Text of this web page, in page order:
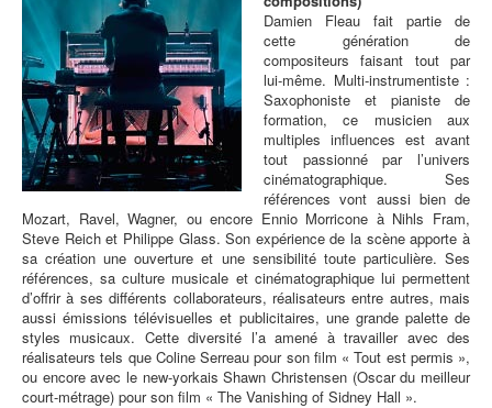
Damien Fleau fait partie de
cette génération de
compositeurs faisant tout par
lui-même. Multi-instrumentiste :
Saxophoniste et pianiste de
formation, ce musicien aux
multiples influences est avant
tout passionné par l’univers
cinématographique. Ses
références vont aussi bien de
Mozart, Ravel, Wagner, ou encore Ennio Morricone à Nihls Fram,
Steve Reich et Philippe Glass. Son expérience de la scène apporte à
sa création une ouverture et une sensibilité toute particulière. Ses
références, sa culture musicale et cinématographique lui permettent
d’offrir à ses différents collaborateurs, réalisateurs entre autres, mais
aussi émissions télévisuelles et publicitaires, une grande palette de
styles musicaux. Cette diversité l’a amené à travailler avec des
réalisateurs tels que Coline Serreau pour son film « Tout est permis »,
ou encore avec le new-yorkais Shawn Christensen (Oscar du meilleur
court-métrage) pour son film « The Vanishing of Sidney Hall ».